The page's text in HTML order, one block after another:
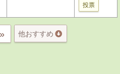
投票
» 他おすすめ